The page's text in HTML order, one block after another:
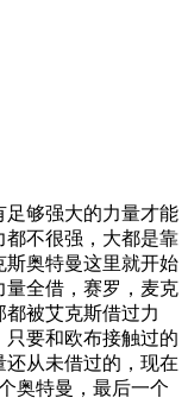
足够强大的力量才能
都不很强，大都是靠
斯奥特曼这里就开始
量全借，赛罗，麦克
被艾克斯借过力
要和欧布接触过的
从未借过的，现在
奥特曼，最后一个